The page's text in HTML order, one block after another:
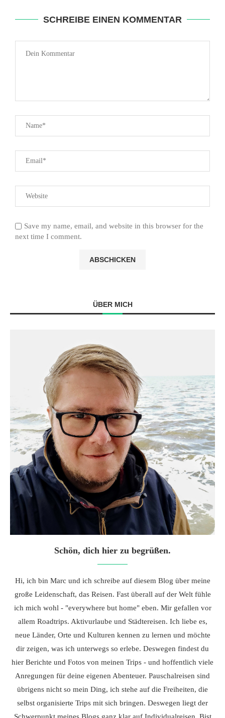
SCHREIBE EINEN KOMMENTAR
Save my name, email, and website in this browser for the
next time I comment.
ÜBER MICH
Schön, dich hier zu begrüßen.
Hi, ich bin Marc und ich schreibe auf diesem Blog über meine
große Leidenschaft, das Reisen. Fast überall auf der Welt fühle
ich mich wohl - "everywhere but home" eben. Mir gefallen vor
allem Roadtrips. Aktivurlaube und Städtereisen. Ich liebe es,
neue Länder, Orte und Kulturen kennen zu lernen und möchte
dir zeigen, was ich unterwegs so erlebe. Deswegen findest du
hier Berichte und Fotos von meinen Trips - und hoffentlich viele
Anregungen für deine eigenen Abenteuer. Pauschalreisen sind
übrigens nicht so mein Ding, ich stehe auf die Freiheiten, die
selbst organisierte Trips mit sich bringen. Deswegen liegt der